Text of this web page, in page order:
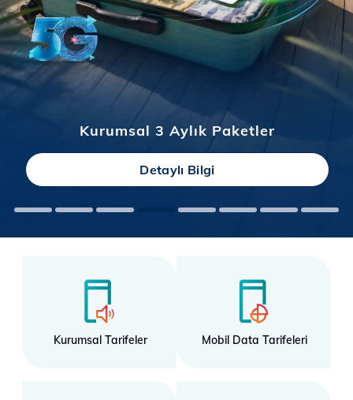
Kurumsal 3 Aylık Paketler
Detaylı Bilgi
Kurumsal Tarifeler Mobil Data Tarifeleri